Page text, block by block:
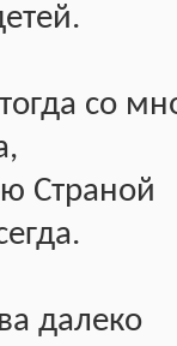
со
Страной
далеко